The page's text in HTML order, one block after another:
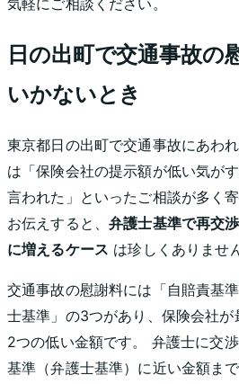
気軽にご相談ください。
日の出町で交通事故の
いかないとき
東京都日の出町で交通事故にあわ
は「保険会社の提示額が低い気が
言われた」といったご相談が多く
お伝えすると、弁護士基準で再交
に増えるケース は珍しくありませ
交通事故の慰謝料には「自賠責基
士基準」の3つがあり、保険会社
2つの低い金額です。 弁護士に交
基準（弁護士基準）に近い金額ま